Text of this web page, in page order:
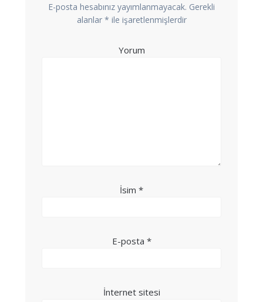
E-posta hesabınız yayımlanmayacak. Gerekli
alanlar * ile işaretlenmişlerdir
Yorum
İsim *
E-posta *
İnternet sitesi